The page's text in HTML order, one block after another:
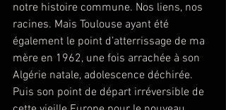
notre histoire commune. Nos liens, nos
racines. Mais Toulouse ayant été
également le point d’atterrissage de ma
mère en 1962, une fois arrachée à son
Algérie natale, adolescence déchirée.
Puis son point de départ irréversible de